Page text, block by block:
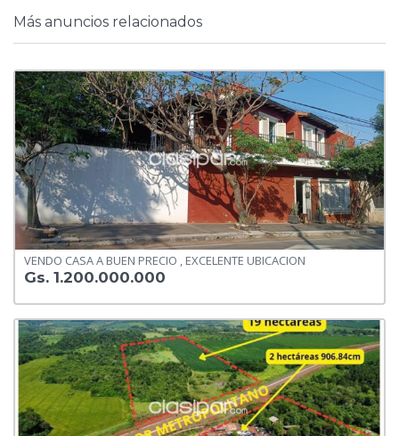
Más anuncios relacionados
VENDO CASA A BUEN PRECIO , EXCELENTE UBICACION
Gs. 1.200.000.000